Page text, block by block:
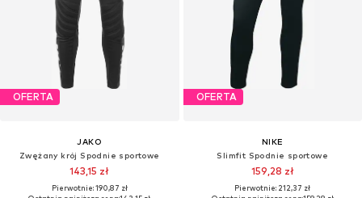
OFERTA
JAKO
Zwężany krój Spodnie sportowe
143,15 zł
Pierwotnie: 190,87 zł
OFERTA
NIKE
Slimfit Spodnie sportowe
159,28 zł
Pierwotnie: 212,37 zł